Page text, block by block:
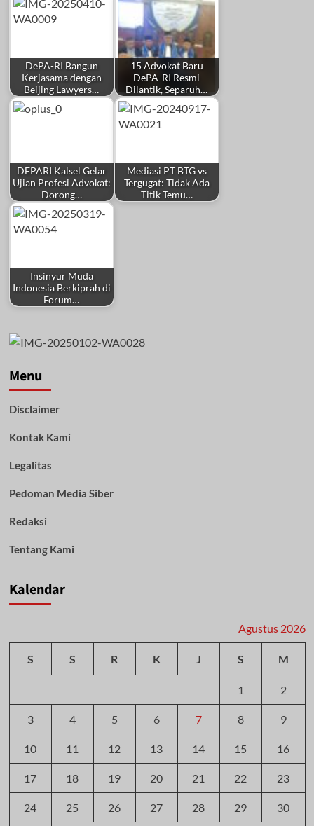
DePA-RI Bangun
Kerjasama dengan
Beijing Lawyers…
15 Advokat Baru
DePA-RI Resmi
Dilantik, Separuh…
DEPARI Kalsel Gelar
Ujian Profesi Advokat:
Dorong…
Mediasi PT BTG vs
Tergugat: Tidak Ada
Titik Temu…
Insinyur Muda
Indonesia Berkiprah di
Forum…
Menu
Disclaimer
Kontak Kami
Legalitas
Pedoman Media Siber
Redaksi
Tentang Kami
Kalendar
Agustus 2026
S S R K J S M
1 2
3 4 5 6 7 8 9
10 11 12 13 14 15 16
17 18 19 20 21 22 23
24 25 26 27 28 29 30